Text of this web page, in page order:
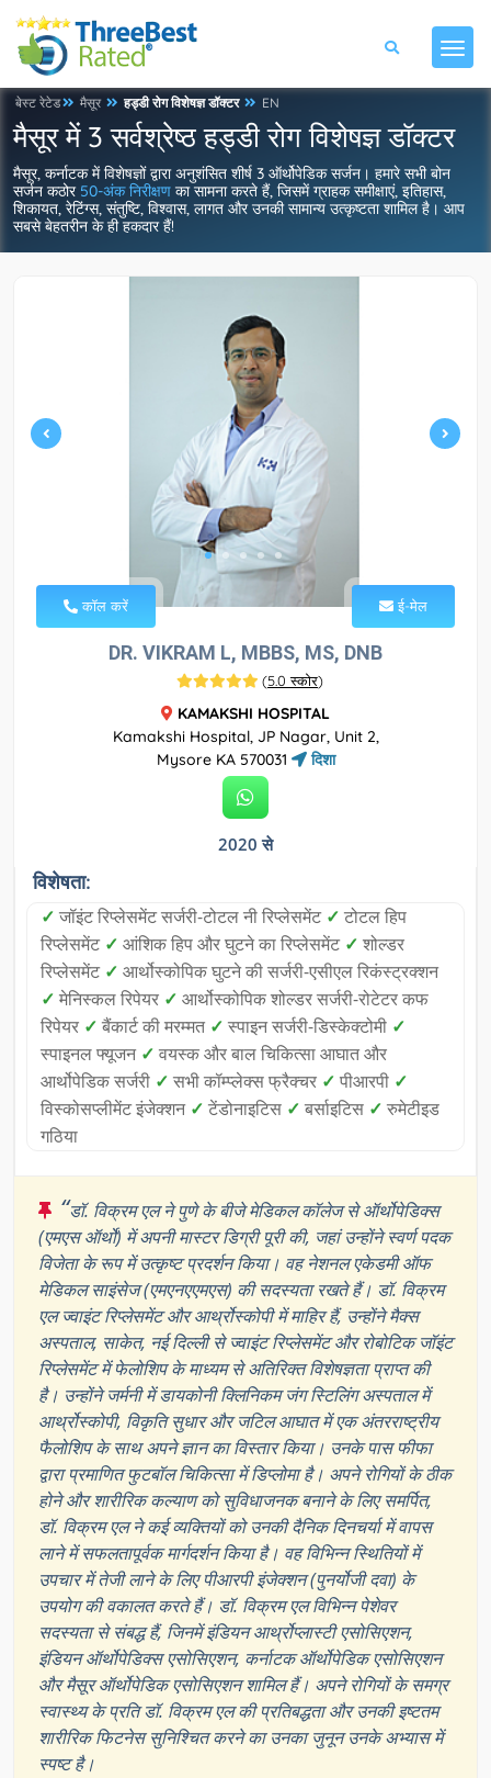
बेस्ट रेटेड मैसूर हड्डी रोग विशेषज्ञ डॉक्टर EN
मैसूर में 3 सर्वश्रेष्ठ हड्डी रोग विशेषज्ञ डॉक्टर
मैसूर, कर्नाटक में विशेषज्ञों द्वारा अनुशंसित शीर्ष 3 ऑर्थोपेडिक सर्जन। हमारे सभी बोन
सर्जन कठोर 50-अंक निरीक्षण का सामना करते हैं, जिसमें ग्राहक समीक्षाएं, इतिहास,
शिकायत, रेटिंग्स, संतुष्टि, विश्वास, लागत और उनकी सामान्य उत्कृष्टता शामिल है। आप
सबसे बेहतरीन के ही हकदार हैं!
कॉल करें ई-मेल
DR. VIKRAM L, MBBS, MS, DNB
(5.0 स्कोर)
KAMAKSHI HOSPITAL
Kamakshi Hospital, JP Nagar, Unit 2,
Mysore KA 570031
दिशा
2020 से
विशेषता:
✓ जॉइंट रिप्लेसमेंट सर्जरी-टोटल नी रिप्लेसमेंट ✓ टोटल हिप
रिप्लेसमेंट ✓ आंशिक हिप और घुटने का रिप्लेसमेंट ✓ शोल्डर
रिप्लेसमेंट ✓ आर्थोस्कोपिक घुटने की सर्जरी-एसीएल रिकंस्ट्रक्शन
✓ मेनिस्कल रिपेयर ✓ आर्थोस्कोपिक शोल्डर सर्जरी-रोटेटर कफ
रिपेयर ✓ बैंकार्ट की मरम्मत ✓ स्पाइन सर्जरी-डिस्केक्टोमी ✓
स्पाइनल फ्यूजन ✓ वयस्क और बाल चिकित्सा आघात और
आर्थोपेडिक सर्जरी ✓ सभी कॉम्प्लेक्स फ्रैक्चर ✓ पीआरपी ✓
विस्कोसप्लीमेंट इंजेक्शन ✓ टेंडोनाइटिस ✓ बर्साइटिस ✓ रुमेटीइड
गठिया
“डॉ. विक्रम एल ने पुणे के बीजे मेडिकल कॉलेज से ऑर्थोपेडिक्स
(एमएस ऑर्थो) में अपनी मास्टर डिग्री पूरी की, जहां उन्होंने स्वर्ण पदक
विजेता के रूप में उत्कृष्ट प्रदर्शन किया। वह नेशनल एकेडमी ऑफ
मेडिकल साइंसेज (एमएनएएमएस) की सदस्यता रखते हैं। डॉ. विक्रम
एल ज्वाइंट रिप्लेसमेंट और आर्थ्रोस्कोपी में माहिर हैं, उन्होंने मैक्स
अस्पताल, साकेत, नई दिल्ली से ज्वाइंट रिप्लेसमेंट और रोबोटिक जॉइंट
रिप्लेसमेंट में फेलोशिप के माध्यम से अतिरिक्त विशेषज्ञता प्राप्त की
है। उन्होंने जर्मनी में डायकोनी क्लिनिकम जंग स्टिलिंग अस्पताल में
आर्थ्रोस्कोपी, विकृति सुधार और जटिल आघात में एक अंतरराष्ट्रीय
फैलोशिप के साथ अपने ज्ञान का विस्तार किया। उनके पास फीफा
द्वारा प्रमाणित फुटबॉल चिकित्सा में डिप्लोमा है। अपने रोगियों के ठीक
होने और शारीरिक कल्याण को सुविधाजनक बनाने के लिए समर्पित,
डॉ. विक्रम एल ने कई व्यक्तियों को उनकी दैनिक दिनचर्या में वापस
लाने में सफलतापूर्वक मार्गदर्शन किया है। वह विभिन्न स्थितियों में
उपचार में तेजी लाने के लिए पीआरपी इंजेक्शन (पुनर्योजी दवा) के
उपयोग की वकालत करते हैं। डॉ. विक्रम एल विभिन्न पेशेवर
सदस्यता से संबद्ध हैं, जिनमें इंडियन आर्थ्रोप्लास्टी एसोसिएशन,
इंडियन ऑर्थोपेडिक्स एसोसिएशन, कर्नाटक ऑर्थोपेडिक एसोसिएशन
और मैसूर ऑर्थोपेडिक एसोसिएशन शामिल हैं। अपने रोगियों के समग्र
स्वास्थ्य के प्रति डॉ. विक्रम एल की प्रतिबद्धता और उनकी इष्टतम
शारीरिक फिटनेस सुनिश्चित करने का उनका जुनून उनके अभ्यास में
स्पष्ट है।